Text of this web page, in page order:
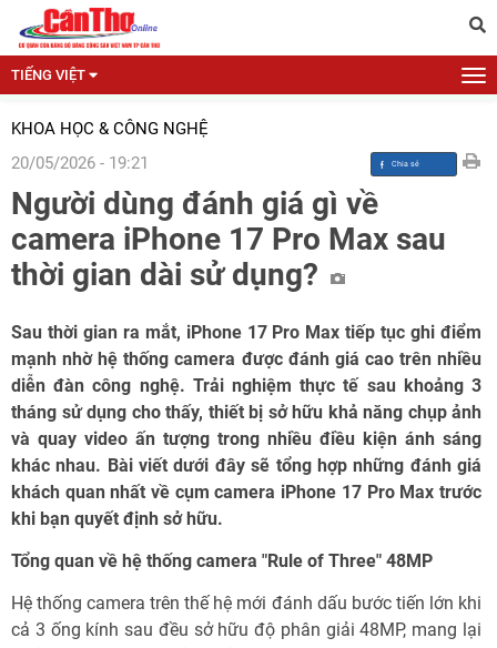
TIẾNG VIỆT
KHOA HỌC & CÔNG NGHỆ
20/05/2026 - 19:21
Người dùng đánh giá gì về
camera iPhone 17 Pro Max sau
thời gian dài sử dụng?
Sau thời gian ra mắt, iPhone 17 Pro Max tiếp tục ghi điểm
mạnh nhờ hệ thống camera được đánh giá cao trên nhiều
diễn đàn công nghệ. Trải nghiệm thực tế sau khoảng 3
tháng sử dụng cho thấy, thiết bị sở hữu khả năng chụp ảnh
và quay video ấn tượng trong nhiều điều kiện ánh sáng
khác nhau. Bài viết dưới đây sẽ tổng hợp những đánh giá
khách quan nhất về cụm camera iPhone 17 Pro Max trước
khi bạn quyết định sở hữu.
Tổng quan về hệ thống camera "Rule of Three" 48MP
Hệ thống camera trên thế hệ mới đánh dấu bước tiến lớn khi
cả 3 ống kính sau đều sở hữu độ phân giải 48MP, mang lại